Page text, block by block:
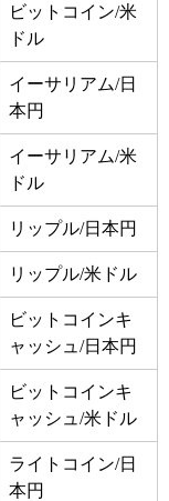
ビットコイン/米
ドル
イーサリアム/日
本円
イーサリアム/米
ドル
リップル/日本円
リップル/米ドル
ビットコインキ
ャッシュ/日本円
ビットコインキ
ャッシュ/米ドル
ライトコイン/日
本円